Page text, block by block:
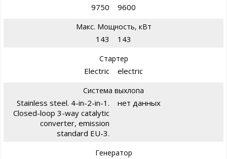
9750 9600
Макс. Мощность, кВт
143 143
Стартер
Electric electric
Система выхлопа
Stainless steel. 4-in-2-in-1.
Closed-loop 3-way catalytic
converter, emission
standard EU-3.
нет данных
Генератор